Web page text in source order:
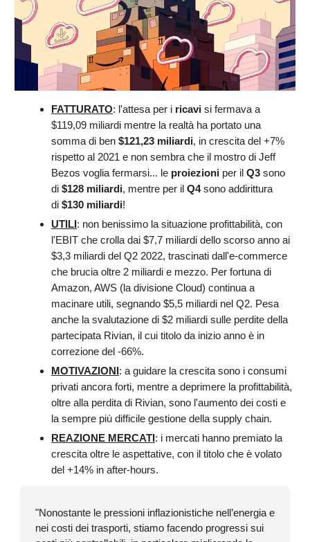
FATTURATO: l'attesa per i ricavi si fermava a
$119,09 miliardi mentre la realtà ha portato una
somma di ben $121,23 miliardi, in crescita del +7%
rispetto al 2021 e non sembra che il mostro di Jeff
Bezos voglia fermarsi... le proiezioni per il Q3 sono
di $128 miliardi, mentre per il Q4sono addirittura
di $130 miliardi!
UTILI: non benissimo la situazione profittabilità, con
l'EBIT che crolla dai $7,7 miliardi dello scorso anno ai
$3,3 miliardi del Q2 2022, trascinati dall'e-commerce
che brucia oltre 2 miliardi e mezzo. Per fortuna di
Amazon, AWS (la divisione Cloud) continua a
macinare utili, segnando $5,5 miliardi nel Q2. Pesa
anche la svalutazione di $2 miliardi sulle perdite della
partecipata Rivian, il cui titolo da inizio anno è in
correzione del -66%.
MOTIVAZIONI: a guidare la crescita sono i consumi
privati ancora forti, mentre a deprimere la profittabilità,
oltre alla perdita di Rivian, sono l'aumento dei costi e
la sempre più difficile gestione della supply chain.
REAZIONE MERCATI: i mercati hanno premiato la
crescita oltre le aspettative, con il titolo che è volato
del +14% in after-hours.
"Nonostante le pressioni inflazionistiche nell’energia e
nei costi dei trasporti, stiamo facendo progressi sui